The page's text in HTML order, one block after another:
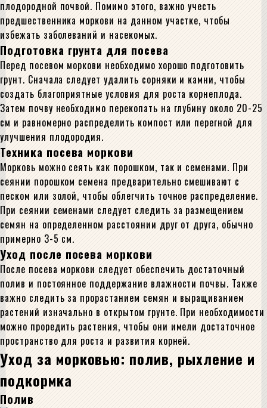
плодородной почвой. Помимо этого, важно учесть
предшественника моркови на данном участке, чтобы
избежать заболеваний и насекомых.
Подготовка грунта для посева
Перед посевом моркови необходимо хорошо подготовить
грунт. Сначала следует удалить сорняки и камни, чтобы
создать благоприятные условия для роста корнеплода.
Затем почву необходимо перекопать на глубину около 20-25
см и равномерно распределить компост или перегной для
улучшения плодородия.
Техника посева моркови
Морковь можно сеять как порошком, так и семенами. При
сеянии порошком семена предварительно смешивают с
песком или золой, чтобы облегчить точное распределение.
При сеянии семенами следует следить за размещением
семян на определенном расстоянии друг от друга, обычно
примерно 3-5 см.
Уход после посева моркови
После посева моркови следует обеспечить достаточный
полив и постоянное поддержание влажности почвы. Также
важно следить за прорастанием семян и выращиванием
растений изначально в открытом грунте. При необходимости
можно проредить растения, чтобы они имели достаточное
пространство для роста и развития корней.
Уход за морковью: полив, рыхление и
подкормка
Полив